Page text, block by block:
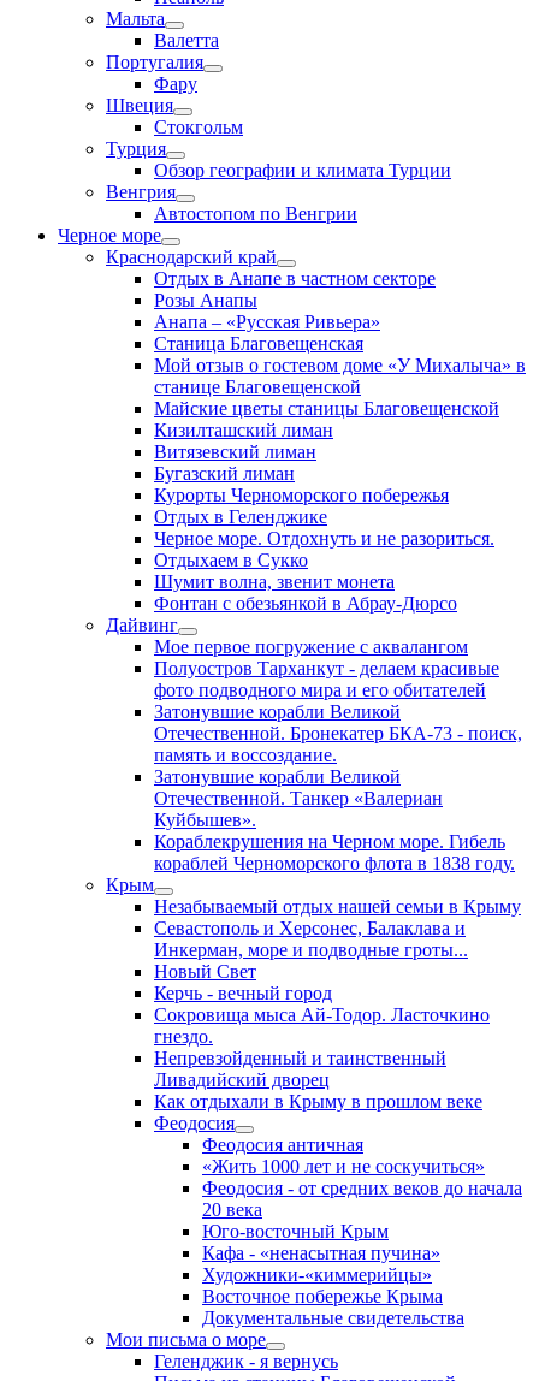
Мальта
Валетта
Португалия
Фару
Швеция
Стокгольм
Турция
Обзор географии и климата Турции
Венгрия
Автостопом по Венгрии
Черное море
Краснодарский край
Отдых в Анапе в частном секторе
Розы Анапы
Анапа – «Русская Ривьера»
Станица Благовещенская
Мой отзыв о гостевом доме «У Михалыча» в
станице Благовещенской
Майские цветы станицы Благовещенской
Кизилташский лиман
Витязевский лиман
Бугазский лиман
Курорты Черноморского побережья
Отдых в Геленджике
Черное море. Отдохнуть и не разориться.
Отдыхаем в Сукко
Шумит волна, звенит монета
Фонтан с обезьянкой в Абрау-Дюрсо
Дайвинг
Мое первое погружение с аквалангом
Полуостров Тарханкут - делаем красивые
фото подводного мира и его обитателей
Затонувшие корабли Великой
Отечественной. Бронекатер БКА-73 - поиск,
память и воссоздание.
Затонувшие корабли Великой
Отечественной. Танкер «Валериан
Куйбышев».
Кораблекрушения на Черном море. Гибель
кораблей Черноморского флота в 1838 году.
Крым
Незабываемый отдых нашей семьи в Крыму
Севастополь и Херсонес, Балаклава и
Инкерман, море и подводные гроты...
Новый Свет
Керчь - вечный город
Сокровища мыса Ай-Тодор. Ласточкино
гнездо.
Непревзойденный и таинственный
Ливадийский дворец
Как отдыхали в Крыму в прошлом веке
Феодосия
Феодосия античная
«Жить 1000 лет и не соскучиться»
Феодосия - от средних веков до начала
20 века
Юго-восточный Крым
Кафа - «ненасытная пучина»
Художники-«киммерийцы»
Восточное побережье Крыма
Документальные свидетельства
Мои письма о море
Геленджик - я вернусь